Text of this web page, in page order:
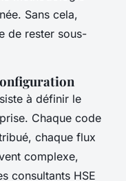
Sans cela,
de rester sous-
à définir le
Chaque code
chaque flux
complexe,
consultants HSE